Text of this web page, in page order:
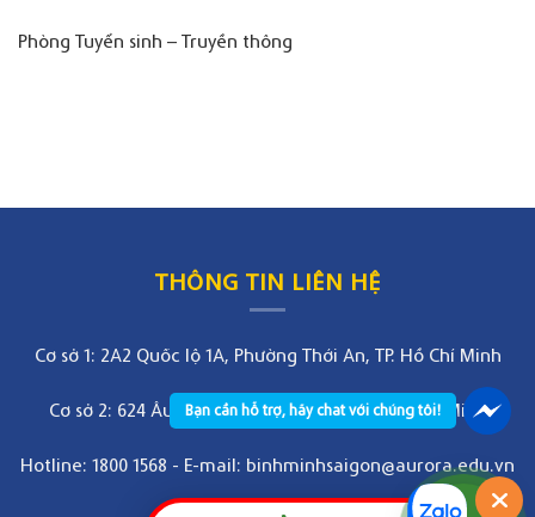
Phòng Tuyển sinh – Truyền thông
THÔNG TIN LIÊN HỆ
Cơ sở 1: 2A2 Quốc lộ 1A, Phường Thới An, TP. Hồ Chí Minh
Cơ sở 2: 624 Âu Cơ, Phường Bảy Hiền, TP. Hồ Chí Minh
Hotline: 1800 1568 - E-mail: binhminhsaigon@aurora.edu.vn
Bạn cần hỗ trợ, hãy chat với chúng tôi!